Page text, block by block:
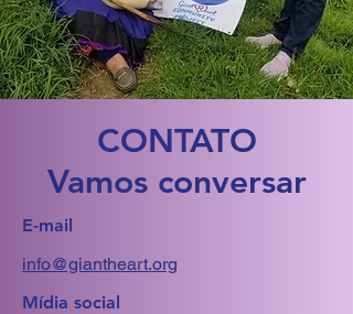
CONTATO
Vamos conversar
E-mail
info@giantheart.org
Mídia social